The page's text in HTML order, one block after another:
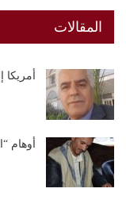
المقالات
أوهام